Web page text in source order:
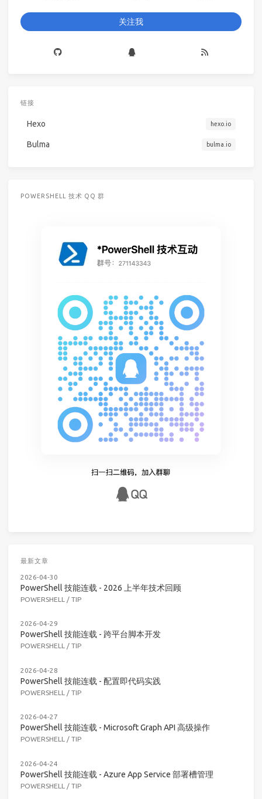
关注我
链接
Hexo hexo.io
Bulma bulma.io
POWERSHELL 技术 QQ 群
最新文章
2026-04-30
PowerShell 技能连载 - 2026 上半年技术回顾
POWERSHELL / TIP
2026-04-29
PowerShell 技能连载 - 跨平台脚本开发
POWERSHELL / TIP
2026-04-28
PowerShell 技能连载 - 配置即代码实践
POWERSHELL / TIP
2026-04-27
PowerShell 技能连载 - Microsoft Graph API 高级操作
POWERSHELL / TIP
2026-04-24
PowerShell 技能连载 - Azure App Service 部署槽管理
POWERSHELL / TIP